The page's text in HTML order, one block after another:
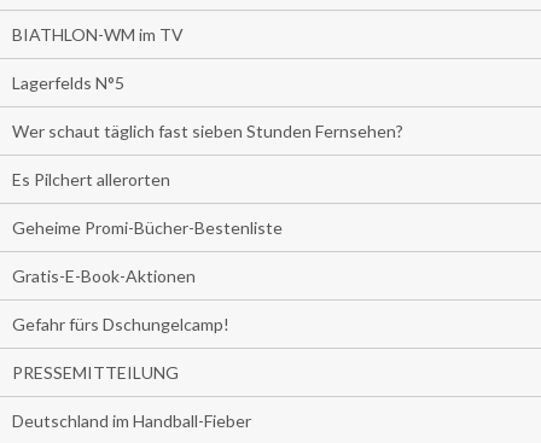
BIATHLON-WM im TV
Lagerfelds N°5
Wer schaut täglich fast sieben Stunden Fernsehen?
Es Pilchert allerorten
Geheime Promi-Bücher-Bestenliste
Gratis-E-Book-Aktionen
Gefahr fürs Dschungelcamp!
PRESSEMITTEILUNG
Deutschland im Handball-Fieber